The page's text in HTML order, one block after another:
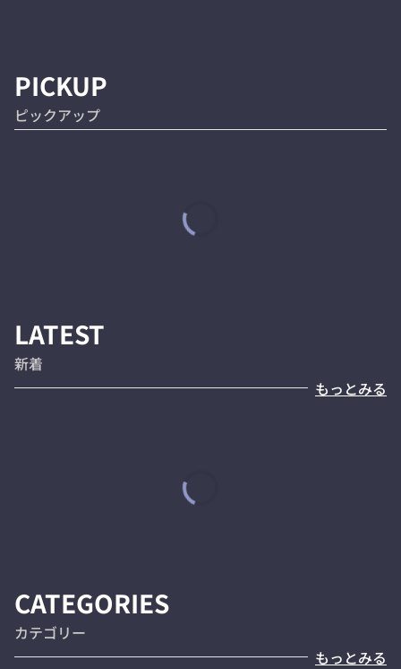
PICKUP
ピックアップ
LATEST
新着
もっとみる
CATEGORIES
カテゴリー
もっとみる